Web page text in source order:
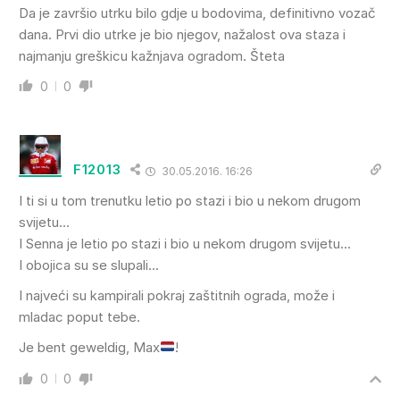
Da je završio utrku bilo gdje u bodovima, definitivno vozač
dana. Prvi dio utrke je bio njegov, nažalost ova staza i
najmanju greškicu kažnjava ogradom. Šteta
0 0
F12013 30.05.2016. 16:26
I ti si u tom trenutku letio po stazi i bio u nekom drugom
svijetu…
I Senna je letio po stazi i bio u nekom drugom svijetu…
I obojica su se slupali…
I najveći su kampirali pokraj zaštitnih ograda, može i
mladac poput tebe.
Je bent geweldig, Max
!
0 0